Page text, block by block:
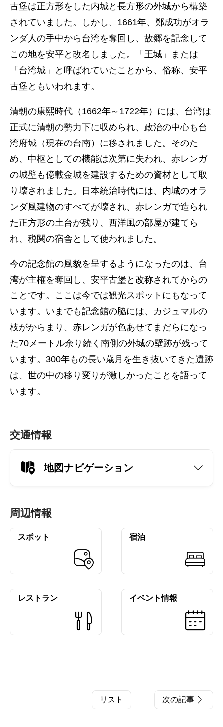
古堡は正方形をした内城と長方形の外城から構築
されていました。しかし、1661年、鄭成功がオラ
ンダ人の手中から台湾を奪回し、故郷を記念して
この地を安平と改名しました。「王城」または
「台湾城」と呼ばれていたことから、俗称、安平
古堡ともいわれます。
清朝の康熙時代（1662年～1722年）には、台湾は
正式に清朝の勢力下に収められ、政治の中心も台
湾府城（現在の台南）に移されました。そのた
め、中枢としての機能は次第に失われ、赤レンガ
の城壁も億載金城を建設するための資材として取
り壊されました。日本統治時代には、内城のオラ
ンダ風建物のすべてが壊され、赤レンガで造られ
た正方形の土台が残り、西洋風の部屋が建てら
れ、税関の宿舎として使われました。
今の記念館の風貌を呈するようになったのは、台
湾が主権を奪回し、安平古堡と改称されてからの
ことです。ここは今では観光スポットにもなって
います。いまでも記念館の脇には、カジュマルの
枝がからまり、赤レンガが色あせてまだらになっ
た70メートル余り続く南側の外城の壁跡が残って
います。300年もの長い歳月を生き抜いてきた遺跡
は、世の中の移り変りが激しかったことを語って
います。
交通情報
地図ナビゲーション
周辺情報
スポット 宿泊
レストラン イベント情報
リスト 次の記事